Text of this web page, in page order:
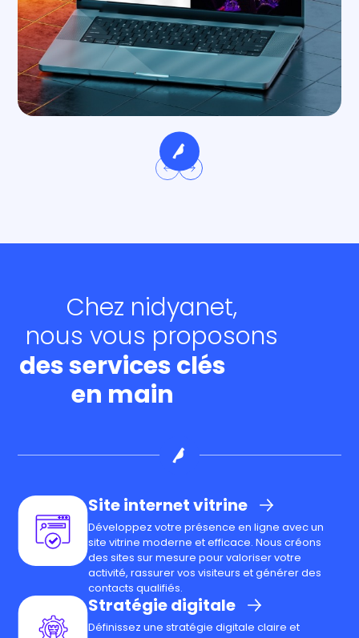
Chez nidyanet,
nous vous proposons
des services clés
en main
Site internet vitrine
Développez votre présence en ligne avec un
site vitrine moderne et efficace. Nous créons
des sites sur mesure pour valoriser votre
activité, rassurer vos visiteurs et générer des
contacts qualifiés.
Stratégie digitale
Définissez une stratégie digitale claire et